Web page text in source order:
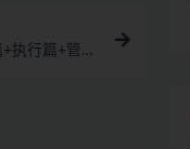
执行篇+管理